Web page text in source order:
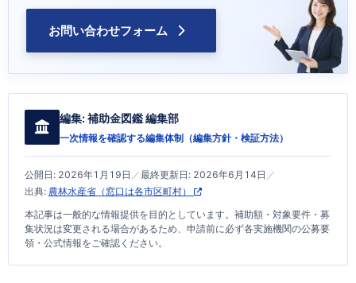
お問い合わせフォーム
編集:補助金図鑑 編集部
一次情報を確認する編集体制（編集方針・検証方法）
公開日: 2026年1月19日 ／最終更新日: 2026年6月14日 ／
出典: 農林水産省（窓口は各市区町村）
本記事は一般的な情報提供を目的としています。補助額・対象要件・募
集状況は変更される場合があるため、申請前に必ず各実施機関の公募要
領・公式情報をご確認ください。